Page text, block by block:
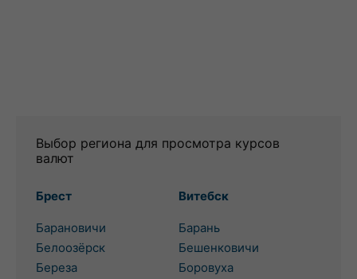
Выбор региона для просмотра курсов
валют
Брест
Барановичи
Белоозёрск
Береза
Витебск
Барань
Бешенковичи
Боровуха